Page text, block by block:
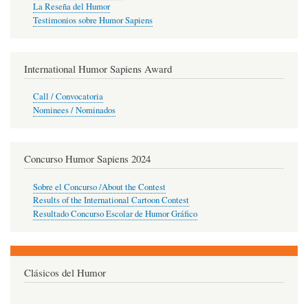
La Reseña del Humor
Testimonios sobre Humor Sapiens
International Humor Sapiens Award
Call / Convocatoria
Nominees / Nominados
Concurso Humor Sapiens 2024
Sobre el Concurso /About the Contest
Results of the International Cartoon Contest
Resultado Concurso Escolar de Humor Gráfico
Clásicos del Humor